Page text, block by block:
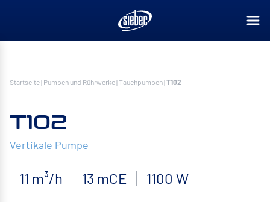
Startseite| Pumpen und Rührwerke|Tauchpumpen|T102
T102
Vertikale Pumpe
11 m³/h 13 mCE 1100 W